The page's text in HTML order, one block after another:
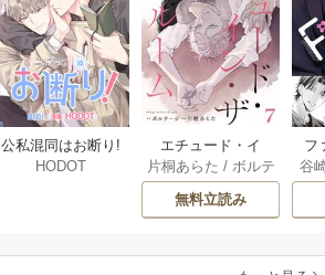
公私混同はお断り!
【タテヨミ】 67巻
HODOT
エチュード・イ
ン・ザ・ルーム[Blu
Mellow] 7巻
片桐あらた / ボルテ
ージ
無料立読み
フ
～
ア
谷